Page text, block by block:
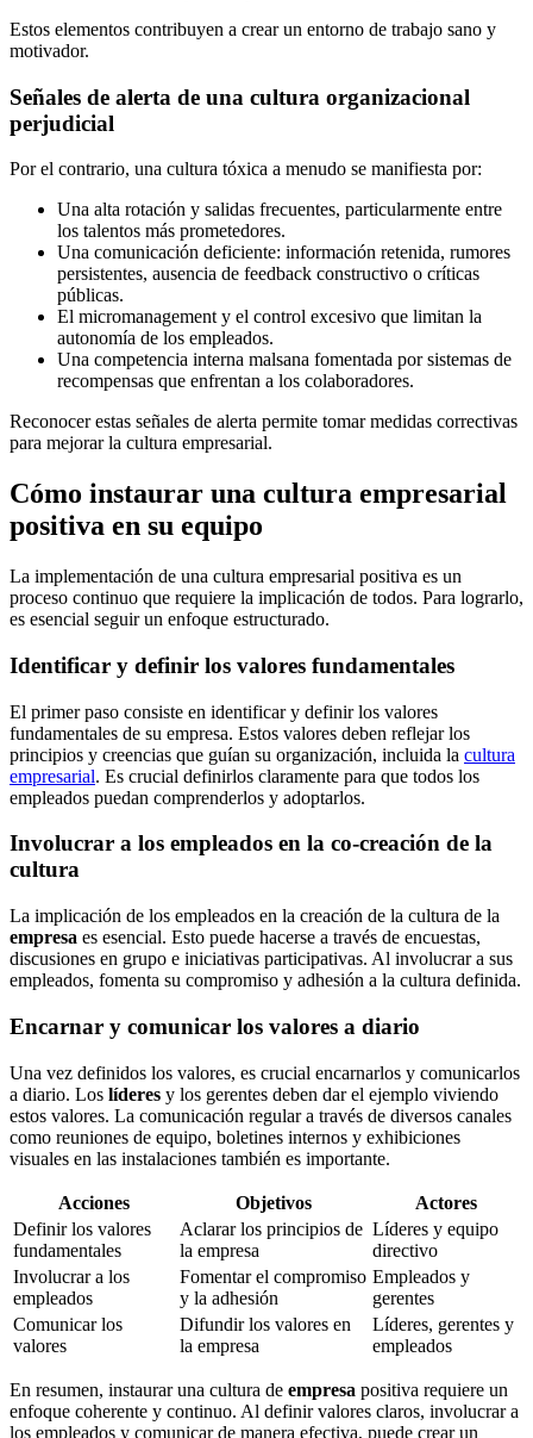
Estos elementos contribuyen a crear un entorno de trabajo sano y
motivador.
Señales de alerta de una cultura organizacional
perjudicial
Por el contrario, una cultura tóxica a menudo se manifiesta por:
Una alta rotación y salidas frecuentes, particularmente entre
los talentos más prometedores.
Una comunicación deficiente: información retenida, rumores
persistentes, ausencia de feedback constructivo o críticas
públicas.
El micromanagement y el control excesivo que limitan la
autonomía de los empleados.
Una competencia interna malsana fomentada por sistemas de
recompensas que enfrentan a los colaboradores.
Reconocer estas señales de alerta permite tomar medidas correctivas
para mejorar la cultura empresarial.
Cómo instaurar una cultura empresarial
positiva en su equipo
La implementación de una cultura empresarial positiva es un
proceso continuo que requiere la implicación de todos. Para lograrlo,
es esencial seguir un enfoque estructurado.
Identificar y definir los valores fundamentales
El primer paso consiste en identificar y definir los valores
fundamentales de su empresa. Estos valores deben reflejar los
principios y creencias que guían su organización, incluida la cultura
empresarial. Es crucial definirlos claramente para que todos los
empleados puedan comprenderlos y adoptarlos.
Involucrar a los empleados en la co-creación de la
cultura
La implicación de los empleados en la creación de la cultura de la
empresa es esencial. Esto puede hacerse a través de encuestas,
discusiones en grupo e iniciativas participativas. Al involucrar a sus
empleados, fomenta su compromiso y adhesión a la cultura definida.
Encarnar y comunicar los valores a diario
Una vez definidos los valores, es crucial encarnarlos y comunicarlos
a diario. Los líderes y los gerentes deben dar el ejemplo viviendo
estos valores. La comunicación regular a través de diversos canales
como reuniones de equipo, boletines internos y exhibiciones
visuales en las instalaciones también es importante.
Acciones Objetivos
Actores
Definir los valores
fundamentales
Aclarar los principios de
la empresa
Líderes y equipo
directivo
Involucrar a los
empleados
Fomentar el compromiso
y la adhesión
Empleados y
gerentes
Comunicar los
valores
Difundir los valores en
la empresa
Líderes, gerentes y
empleados
En resumen, instaurar una cultura de empresa positiva requiere un
enfoque coherente y continuo. Al definir valores claros, involucrar a
los empleados y comunicar de manera efectiva, puede crear un